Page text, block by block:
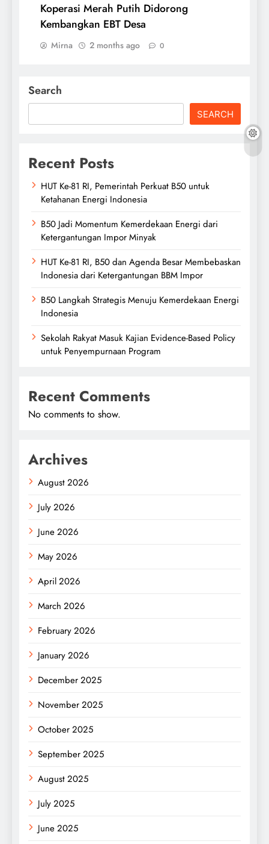
Koperasi Merah Putih Didorong
Kembangkan EBT Desa
Mirna 2 months ago 0
Search
SEARCH
Recent Posts
HUT Ke-81 RI, Pemerintah Perkuat B50 untuk
Ketahanan Energi Indonesia
B50 Jadi Momentum Kemerdekaan Energi dari
Ketergantungan Impor Minyak
HUT Ke-81 RI, B50 dan Agenda Besar Membebaskan
Indonesia dari Ketergantungan BBM Impor
B50 Langkah Strategis Menuju Kemerdekaan Energi
Indonesia
Sekolah Rakyat Masuk Kajian Evidence-Based Policy
untuk Penyempurnaan Program
Recent Comments
No comments to show.
Archives
August 2026
July 2026
June 2026
May 2026
April 2026
March 2026
February 2026
January 2026
December 2025
November 2025
October 2025
September 2025
August 2025
July 2025
June 2025